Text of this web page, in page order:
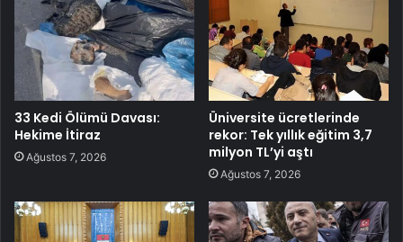
33 Kedi Ölümü Davası:
Hekime İtiraz
Ağustos 7, 2026
Üniversite ücretlerinde
rekor: Tek yıllık eğitim 3,7
milyon TL’yi aştı
Ağustos 7, 2026